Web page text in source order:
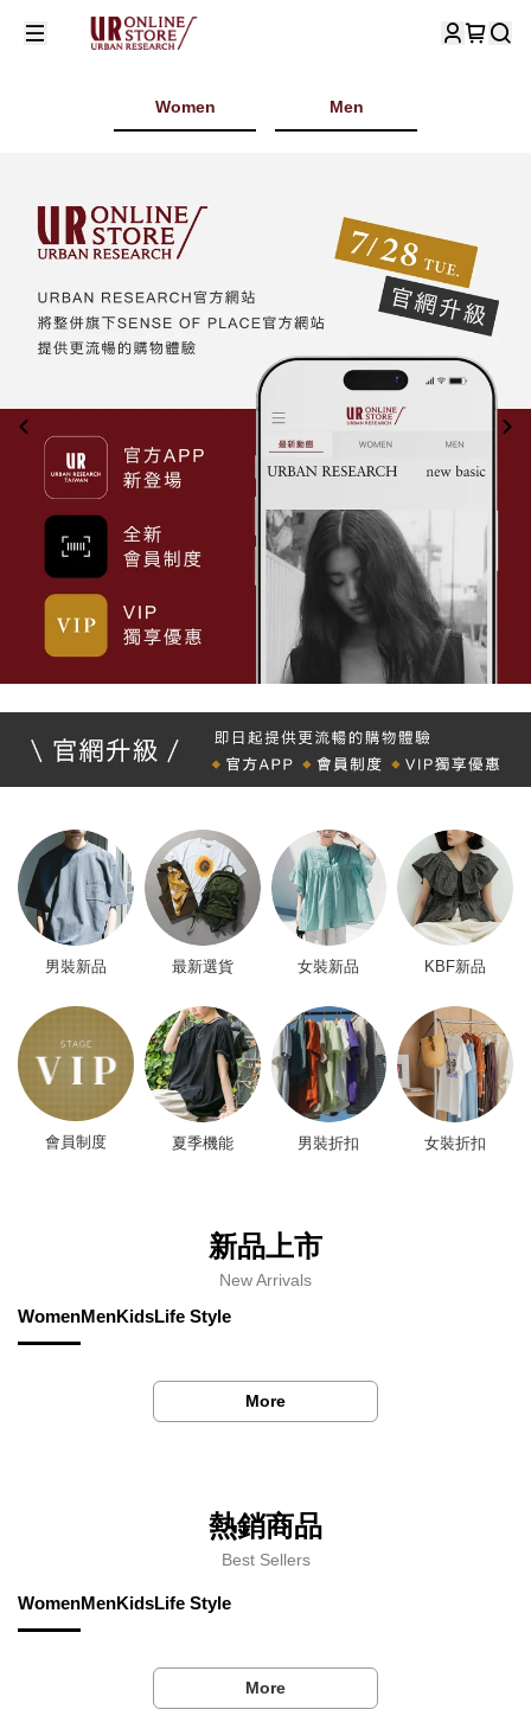
Women Men
男裝新品 最新選貨 女裝新品 KBF新品
會員制度 夏季機能 男裝折扣 女裝折扣
新品上市
New Arrivals
WomenMenKidsLife Style
More
熱銷商品
Best Sellers
WomenMenKidsLife Style
More